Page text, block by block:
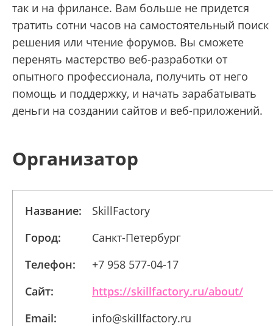
так и на фрилансе. Вам больше не придется
тратить сотни часов на самостоятельный поиск
решения или чтение форумов. Вы сможете
перенять мастерство веб-разработки от
опытного профессионала, получить от него
помощь и поддержку, и начать зарабатывать
деньги на создании сайтов и веб-приложений.
Организатор
Название:
SkillFactory
Город:
Санкт-Петербург
Телефон:
+7 958 577-04-17
Сайт:
https://skillfactory.ru/about/
Email:
info@skillfactory.ru